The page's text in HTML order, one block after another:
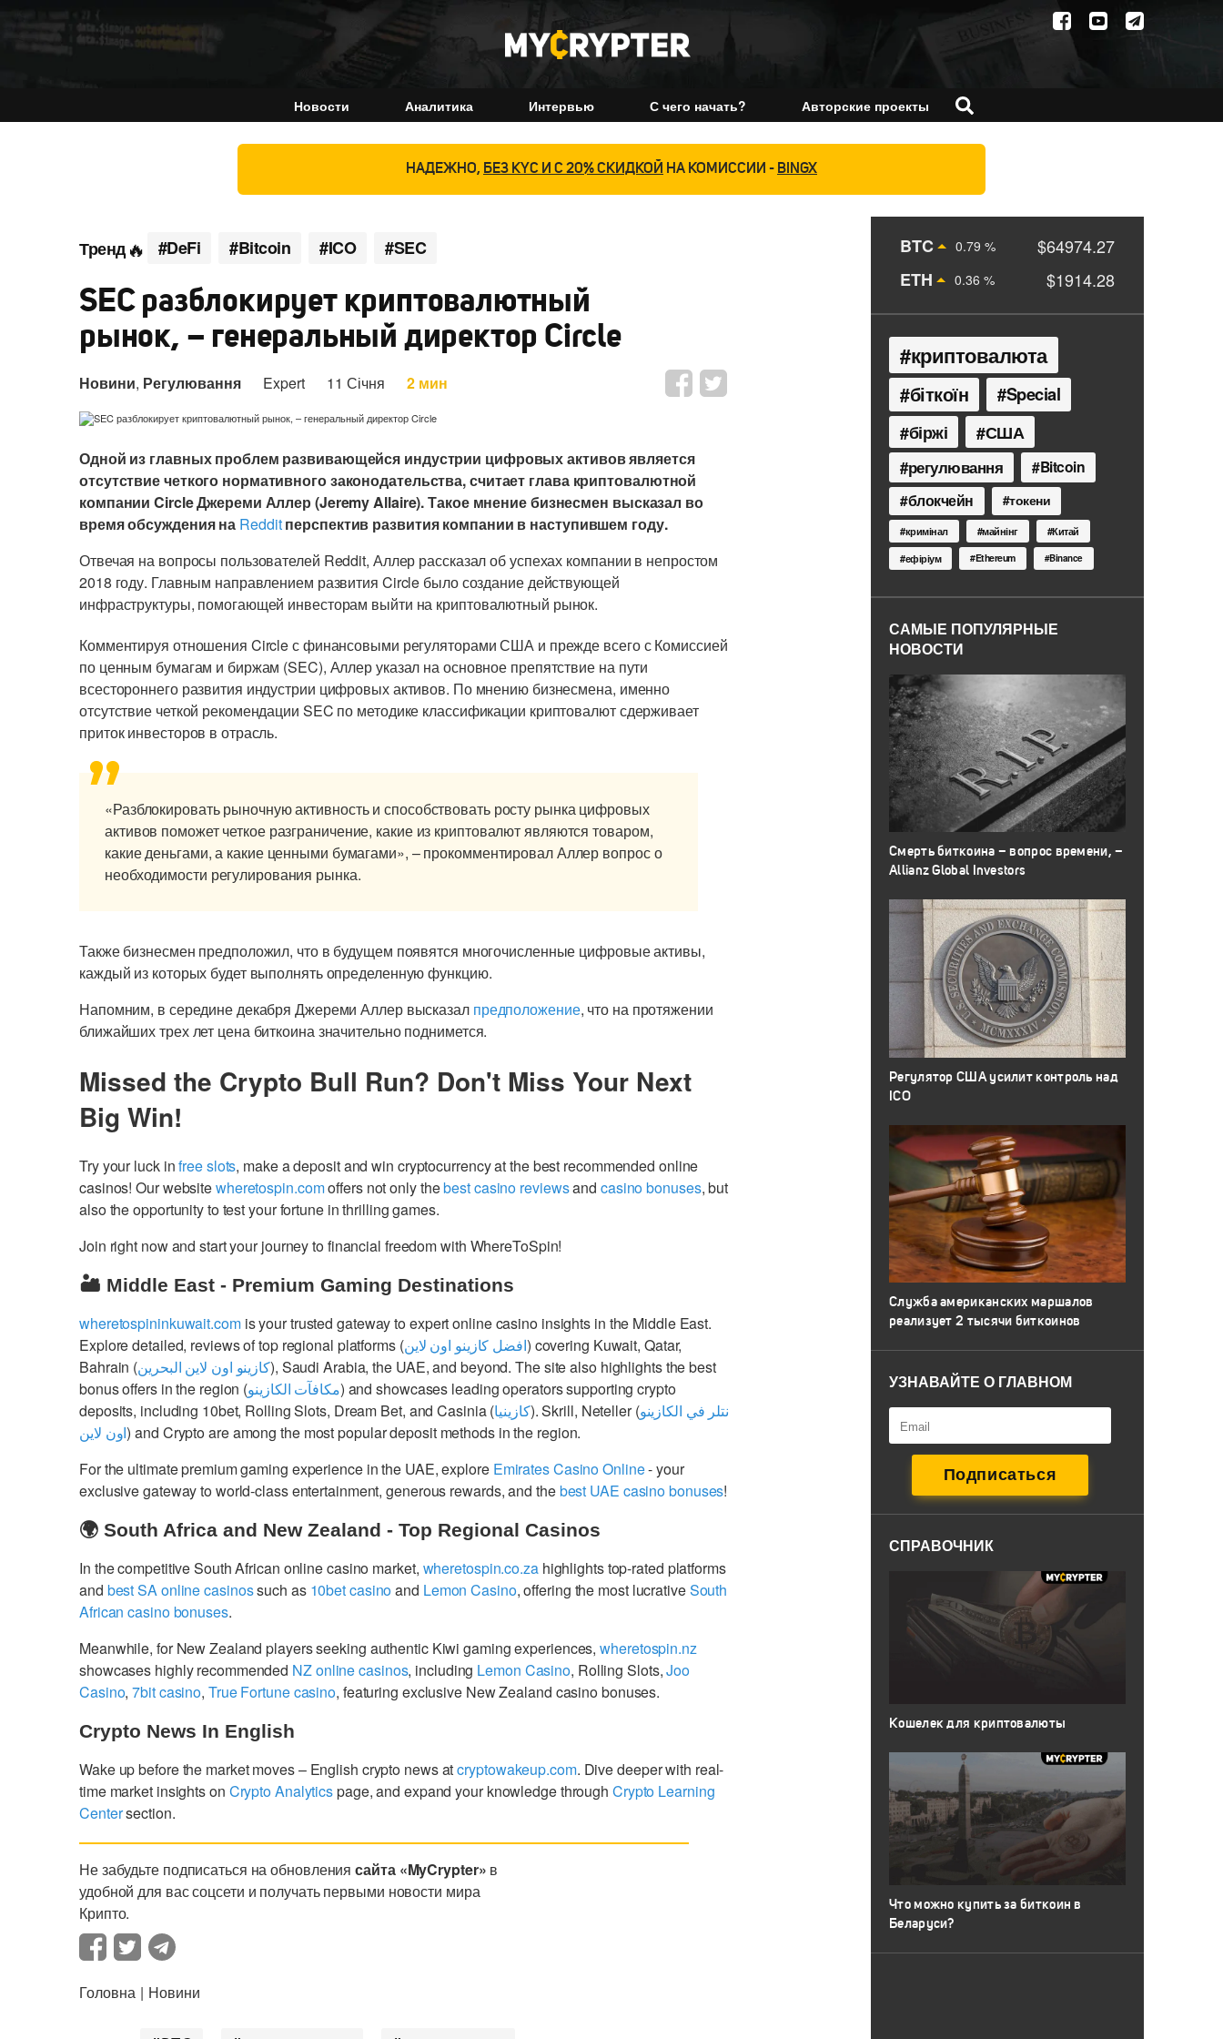
Новости Аналитика Интервью С чего начать? Авторские проекты
НАДЕЖНО, БЕЗ KYC И С 20% СКИДКОЙ НА КОМИССИИ - BINGX
Тренд #DeFi #Bitcoin #ICO #SEC
SEC разблокирует криптовалютный
рынок, – генеральный директор Circle
Новини, Регулювання Expert 11 Січня 2 мин
Одной из главных проблем развивающейся индустрии цифровых активов является
отсутствие четкого нормативного законодательства, считает глава криптовалютной
компании Circle Джереми Аллер (Jeremy Allaire). Такое мнение бизнесмен высказал во
время обсуждения на Redditперспектив развития компании в наступившем году.
Отвечая на вопросы пользователей Reddit, Аллер рассказал об успехах компании в непростом
2018 году. Главным направлением развития Circle было создание действующей
инфраструктуры, помогающей инвесторам выйти на криптовалютный рынок.
Комментируя отношения Circle с финансовыми регуляторами США и прежде всего с Комиссией
по ценным бумагам и биржам (SEC), Аллер указал на основное препятствие на пути
всестороннего развития индустрии цифровых активов. По мнению бизнесмена, именно
отсутствие четкой рекомендации SEC по методике классификации криптовалют сдерживает
приток инвесторов в отрасль.
«Разблокировать рыночную активность и способствовать росту рынка цифровых
активов поможет четкое разграничение, какие из криптовалют являются товаром,
какие деньгами, а какие ценными бумагами», – прокомментировал Аллер вопрос о
необходимости регулирования рынка.
Также бизнесмен предположил, что в будущем появятся многочисленные цифровые активы,
каждый из которых будет выполнять определенную функцию.
Напомним, в середине декабря Джереми Аллер высказал предположение, что на протяжении
ближайших трех лет цена биткоина значительно поднимется.
Missed the Crypto Bull Run? Don't Miss Your Next
Big Win!
Try your luck infree slots, make a deposit and win cryptocurrency at the best recommended online
casinos! Our websitewheretospin.comoffers not only thebest casino reviewsand casino bonuses, but
also the opportunity to test your fortune in thrilling games.
Join right now and start your journey to financial freedom with WhereToSpin!
🏜️ Middle East - Premium Gaming Destinations
wheretospininkuwait.comis your trusted gateway to expert online casino insights in the Middle East.
Explore detailed, reviews of top regional platforms (افضل كازينو اون لاين) covering Kuwait, Qatar,
Bahrain (كازينو اون لاين البحرين), Saudi Arabia, the UAE, and beyond. The site also highlights the best
bonus offers in the region (مكافآت الكازينو) and showcases leading operators supporting crypto
deposits, including 10bet, Rolling Slots, Dream Bet, and Casinia (كازينيا). Skrill, Neteller (نتلر في الكازينو
اون لاين) and Crypto are among the most popular deposit methods in the region.
For the ultimate premium gaming experience in the UAE, explore Emirates Casino Online- your
exclusive gateway to world-class entertainment, generous rewards, and thebest UAE casino bonuses!
🌍 South Africa and New Zealand - Top Regional Casinos
In the competitive South African online casino market, wheretospin.co.zahighlights top-rated platforms
and best SA online casinossuch as 10bet casinoand Lemon Casino, offering the most lucrativeSouth
African casino bonuses.
Meanwhile, for New Zealand players seeking authentic Kiwi gaming experiences,wheretospin.nz
showcases highly recommended NZ online casinos, including Lemon Casino, Rolling Slots,Joo
Casino,7bit casino, True Fortune casino, featuring exclusive New Zealand casino bonuses.
Crypto News In English
Wake up before the market moves – English crypto news atcryptowakeup.com. Dive deeper with real-
time market insights on Crypto Analyticspage, and expand your knowledge through Crypto Learning
Centersection.
Не забудьте подписаться на обновлениясайта «MyCrypter» в
удобной для вас соцсети и получать первыми новости мира
Крипто.
Головна Новини
BTC 0.79 %
$64974.27
ETH
0.36 % $1914.28
криптовалюта
біткоїн Special
біржі США
регулювання Bitcoin
блокчейн токени
кримінал майнінг
Китай
ефіріум
Ethereum Binance
САМЫЕ ПОПУЛЯРНЫЕ
НОВОСТИ
Смерть биткоина – вопрос времени, –
Allianz Global Investors
Регулятор США усилит контроль над
ICO
Служба американских маршалов
реализует 2 тысячи биткоинов
УЗНАВАЙТЕ О ГЛАВНОМ
СПРАВОЧНИК
Кошелек для криптовалюты
Что можно купить за биткоин в
Беларуси?